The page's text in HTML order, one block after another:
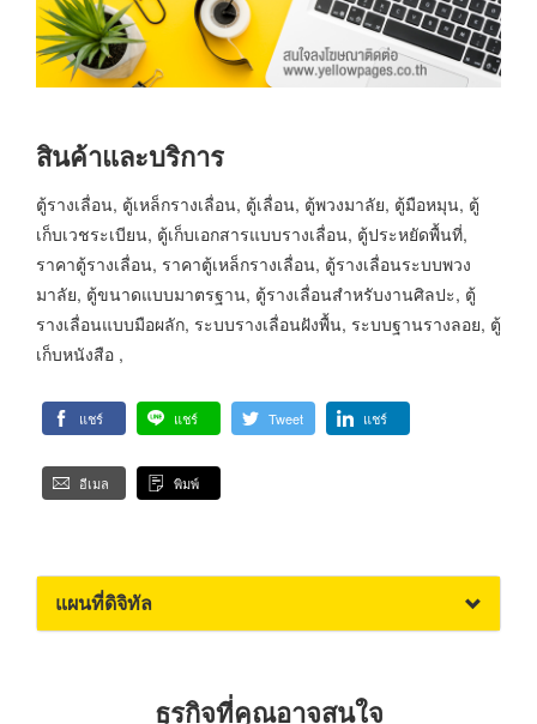
สินค้าและบริการ
ตู้รางเลื่อน, ตู้เหล็กรางเลื่อน, ตู้เลื่อน, ตู้พวงมาลัย, ตู้มือหมุน, ตู้
เก็บเวชระเบียน, ตู้เก็บเอกสารแบบรางเลื่อน, ตู้ประหยัดพื้นที่,
ราคาตู้รางเลื่อน, ราคาตู้เหล็กรางเลื่อน, ตู้รางเลื่อนระบบพวง
มาลัย, ตู้ขนาดแบบมาตรฐาน, ตู้รางเลื่อนสำหรับงานศิลปะ, ตู้
รางเลื่อนแบบมือผลัก, ระบบรางเลื่อนฝังพื้น, ระบบฐานรางลอย, ตู้
เก็บหนังสือ ,
แชร์ แชร์ Tweet แชร์
อีเมล พิมพ์
แผนที่ดิจิทัล
ธุรกิจที่คุณอาจสนใจ